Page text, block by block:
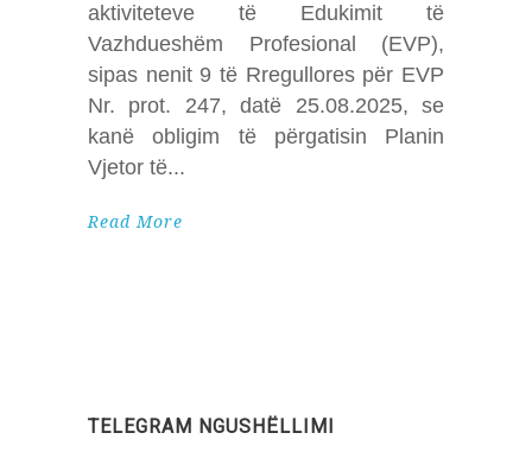
aktiviteteve të Edukimit të
Vazhdueshëm Profesional (EVP),
sipas nenit 9 të Rregullores për EVP
Nr. prot. 247, datë 25.08.2025, se
kanë obligim të përgatisin Planin
Vjetor të
Read More
TELEGRAM NGUSHËLLIMI